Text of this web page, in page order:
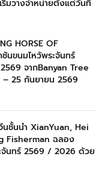
มวางจำหน่ายตั้งแต่วันที่
HORSE OF
ชันขนมไหว้พระจันทร์
จากBanyan Tree
25 กันยายน 2569
นชั้นนำ XianYuan, Hei
Fisherman ฉลอง
จันทร์ 2569 / 2026 ด้วย